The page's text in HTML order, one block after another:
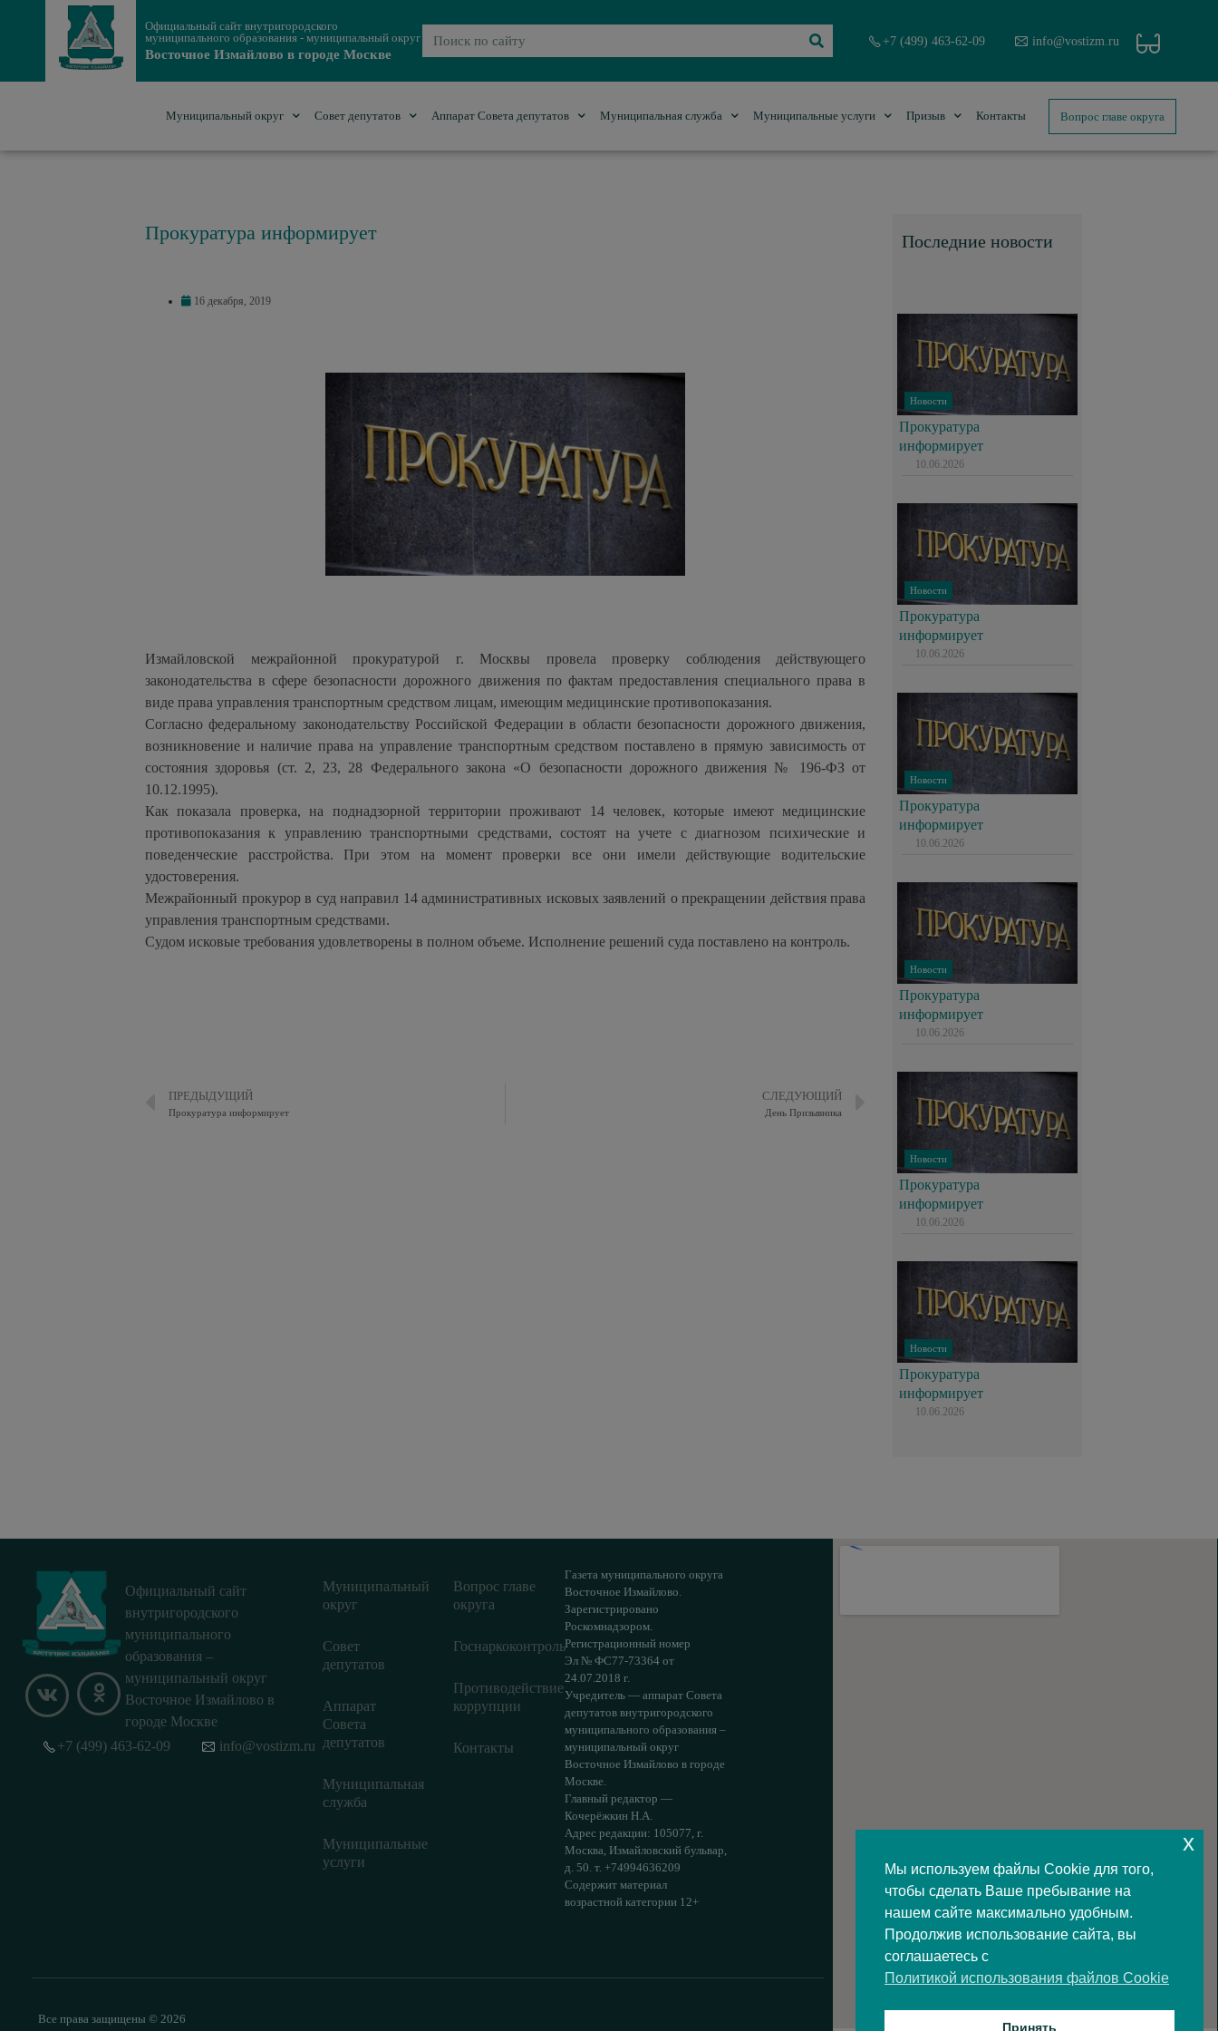
Официальный сайт внутригородского
муниципального образования - муниципальный округ
Восточное Измайлово в городе Москве
+7 (499) 463-62-09 info@vostizm.ru
Муниципальный округ Совет депутатов Аппарат Совета депутатов Муниципальная служба Муниципальные услуги Призыв Контакты Вопрос главе округа
Прокуратура информирует
16 декабря, 2019
Измайловской межрайонной прокуратурой г. Москвы провела проверку соблюдения действующего
законодательства в сфере безопасности дорожного движения по фактам предоставления специального права в
виде права управления транспортным средством лицам, имеющим медицинские противопоказания.
Согласно федеральному законодательству Российской Федерации в области безопасности дорожного движения,
возникновение и наличие права на управление транспортным средством поставлено в прямую зависимость от
состояния здоровья (ст. 2, 23, 28 Федерального закона «О безопасности дорожного движения № 196-ФЗ от
10.12.1995).
Как показала проверка, на поднадзорной территории проживают 14 человек, которые имеют медицинские
противопоказания к управлению транспортными средствами, состоят на учете с диагнозом психические и
поведенческие расстройства. При этом на момент проверки все они имели действующие водительские
удостоверения.
Межрайонный прокурор в суд направил 14 административных исковых заявлений о прекращении действия права
управления транспортным средствами.
Судом исковые требования удовлетворены в полном объеме. Исполнение решений суда поставлено на контроль.
ПРЕДЫДУЩИЙ
Прокуратура информирует
СЛЕДУЮЩИЙ
День Призывника
Последние новости
Новости
Прокуратура
информирует
10.06.2026
Новости
Прокуратура
информирует
10.06.2026
Новости
Прокуратура
информирует
10.06.2026
Новости
Прокуратура
информирует
10.06.2026
Новости
Прокуратура
информирует
10.06.2026
Новости
Прокуратура
информирует
10.06.2026
Официальный сайт
внутригородского
муниципального
образования –
муниципальный округ
Восточное Измайлово в
городе Москве
Муниципальный
округ
Совет
депутатов
Аппарат
Совета
депутатов
Муниципальная
служба
Муниципальные
услуги
Вопрос главе
округа
Госнаркоконтроль
Противодействие
коррупции
Контакты
Газета муниципального округа
Восточное Измайлово.
Зарегистрировано
Роскомнадзором.
Регистрационный номер
Эл № ФС77-73364 от
24.07.2018 г.
Учредитель — аппарат Совета
депутатов внутригородского
муниципального образования –
муниципальный округ
Восточное Измайлово в городе
Москве.
Главный редактор —
Кочерёжкин Н.А.
Адрес редакции: 105077, г.
Москва, Измайловский бульвар,
д. 50. т. +74994636209
Содержит материал
возрастной категории 12+
+7 (499) 463-62-09 info@vostizm.ru
Все права защищены © 2026
Мы используем файлы Cookie для того,
чтобы сделать Ваше пребывание на
нашем сайте максимально удобным.
Продолжив использование сайта, вы
соглашаетесь с
Политикой использования файлов Cookie
Принять
x